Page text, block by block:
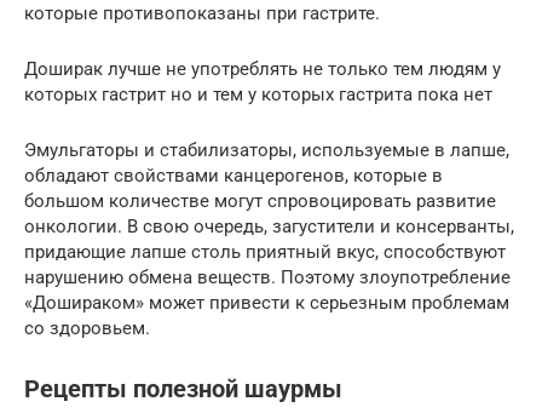
которые противопоказаны при гастрите.
Доширак лучше не употреблять не только тем людям у
которых гастрит но и тем у которых гастрита пока нет
Эмульгаторы и стабилизаторы, используемые в лапше,
обладают свойствами канцерогенов, которые в
большом количестве могут спровоцировать развитие
онкологии. В свою очередь, загустители и консерванты,
придающие лапше столь приятный вкус, способствуют
нарушению обмена веществ. Поэтому злоупотребление
«Дошираком» может привести к серьезным проблемам
со здоровьем.
Рецепты полезной шаурмы